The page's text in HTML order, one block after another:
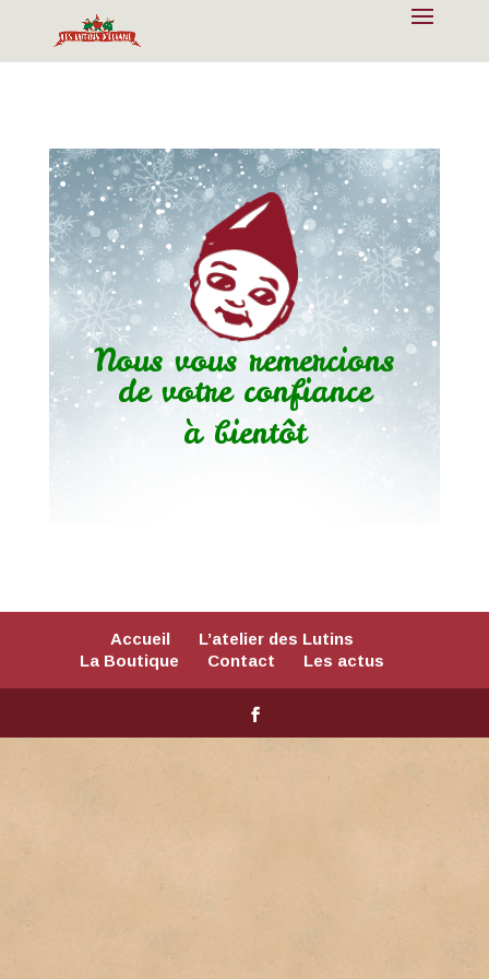
Nous vous remercions
de votre confiance
à bientôt
Accueil
L’atelier des Lutins
La Boutique
Contact Les actus